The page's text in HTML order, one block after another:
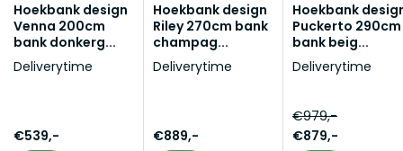
Hoekbank design
Venna 200cm
bank donkerg...
Deliverytime
€539,-
Hoekbank design
Riley 270cm bank
champag...
Deliverytime
€889,-
Hoekbank
Puckerto 290cm
bank beig...
Deliverytime
€979,-
€879,-